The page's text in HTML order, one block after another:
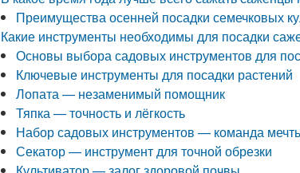
Преимущества осенней посадки семечковых
Какие инструменты необходимы для посадки
Основы выбора садовых инструментов для
Ключевые инструменты для посадки растений
Лопата — незаменимый помощник
Тяпка — точность и лёгкость
Набор садовых инструментов — команда
Секатор — инструмент для точной обрезки